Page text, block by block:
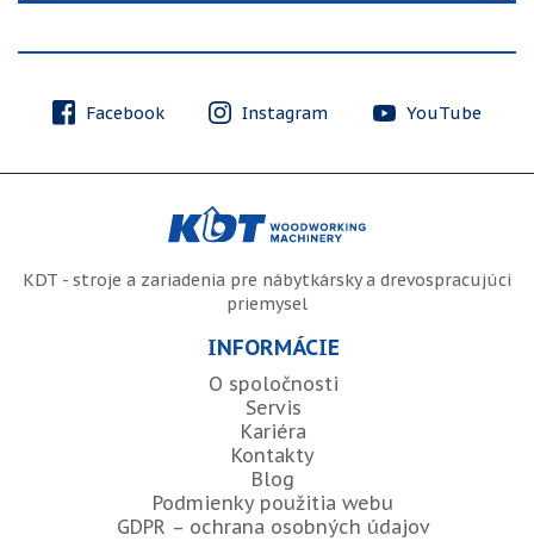
Facebook Instagram YouTube
KDT - stroje a zariadenia pre nábytkársky a drevospracujúci
priemysel
INFORMÁCIE
O spoločnosti
Servis
Kariéra
Kontakty
Blog
Podmienky použitia webu
GDPR – ochrana osobných údajov